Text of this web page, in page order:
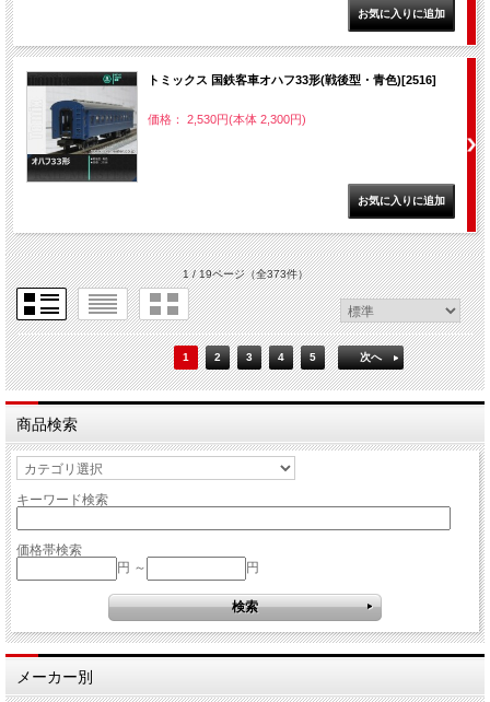
トミックス 国鉄客車オハフ33形(戦後型・青色)[2516]
価格： 2,530円(本体 2,300円)
1 / 19ページ（全373件）
1 2 3 4 5 次へ
商品検索
キーワード検索
価格帯検索
円 ～
円
メーカー別